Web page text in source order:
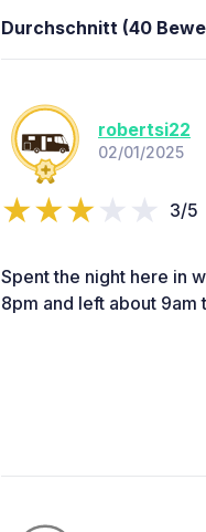
Durchschnitt (40
robertsi22
02/01/2025
3/5
Spent the night here in
8pm and left about 9am